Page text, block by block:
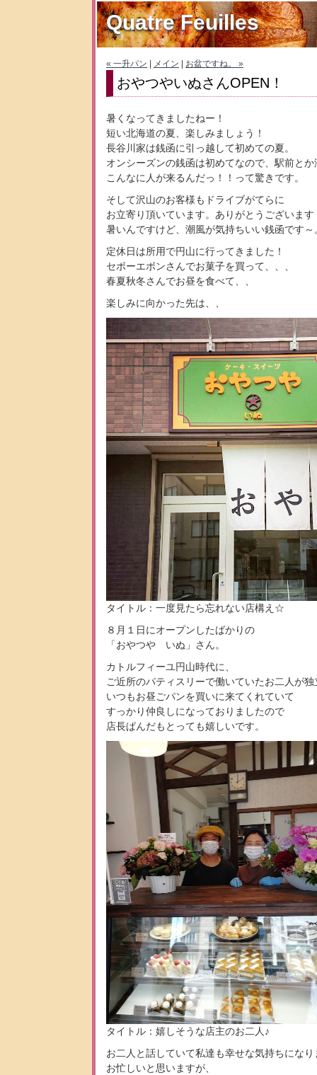
Quatre Feuilles
« 一升パン メイン お盆ですね。 »
おやつやいぬさんOPEN！
暑くなってきましたねー！
短い北海道の夏、楽しみましょう！
長谷川家は銭函に引っ越して初めての夏。
オンシーズンの銭函は初めてなので、駅前とか
こんなに人が来るんだっ！！って驚きです。
そして沢山のお客様もドライブがてらに
お立寄り頂いています。ありがとうございます
暑いんですけど、潮風が気持ちいい銭函です～
定休日は所用で円山に行ってきました！
セボーエボンさんでお菓子を買って、、、
春夏秋冬さんでお昼を食べて、、
楽しみに向かった先は、、
タイトル：一度見たら忘れない店構え☆
８月１日にオープンしたばかりの
「おやつや いぬ」さん。
カトルフィーユ円山時代に、
ご近所のパティスリーで働いていたお二人が独
いつもお昼ごパンを買いに来てくれていて
すっかり仲良しになっておりましたので
店長ぱんだもとっても嬉しいです。
タイトル：嬉しそうな店主のお二人♪
お二人と話していて私達も幸せな気持ちになり
お忙しいと思いますが、